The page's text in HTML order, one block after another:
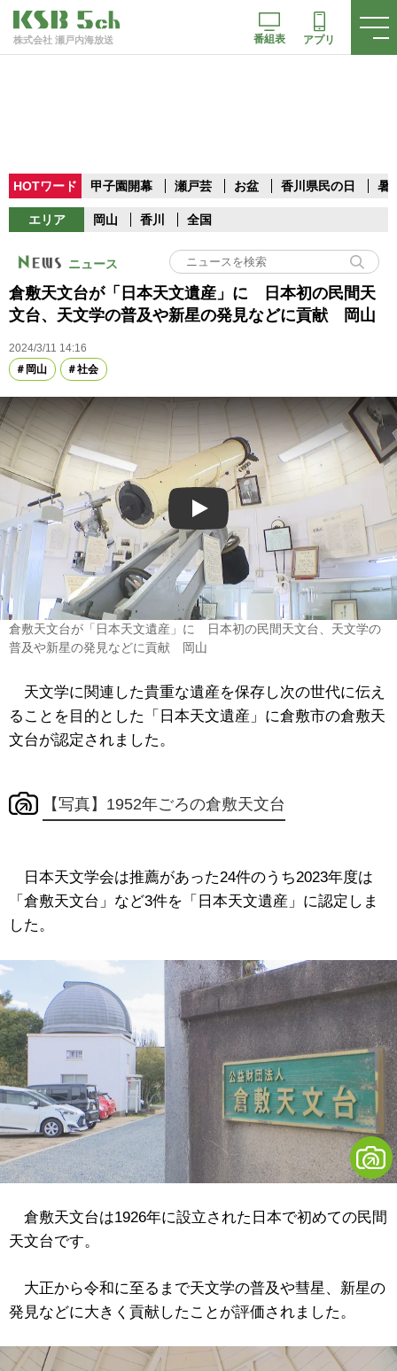
株式会社 瀬戸内海放送 番組表 アプリ
HOTワード 甲子園開幕 瀬戸芸 お盆 香川県民の日 暑
エリア 岡山 香川 全国
ニュース
倉敷天文台が「日本天文遺産」に 日本初の民間天
文台、天文学の普及や新星の発見などに貢献 岡山
2024/3/11 14:16
岡山
社会
Play
倉敷天文台が「日本天文遺産」に 日本初の民間天文台、天文学の
普及や新星の発見などに貢献 岡山
天文学に関連した貴重な遺産を保存し次の世代に伝え
ることを目的とした「日本天文遺産」に倉敷市の倉敷天
文台が認定されました。
【写真】1952年ごろの倉敷天文台
日本天文学会は推薦があった24件のうち2023年度は
「倉敷天文台」など3件を「日本天文遺産」に認定しま
した。
倉敷天文台は1926年に設立された日本で初めての民間
天文台です。
大正から令和に至るまで天文学の普及や彗星、新星の
発見などに大きく貢献したことが評価されました。